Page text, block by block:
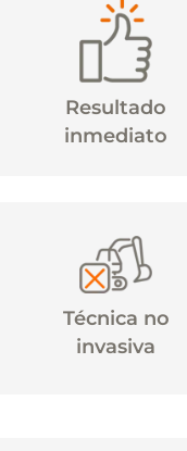
Resultado
inmediato
Técnica no
invasiva